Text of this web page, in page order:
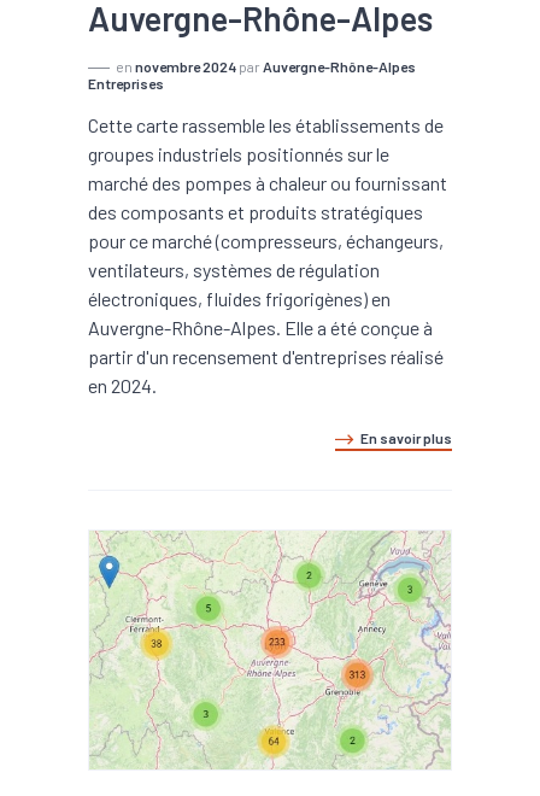
Auvergne-Rhône-Alpes
en novembre 2024 par Auvergne-Rhône-Alpes
Entreprises
Cette carte rassemble les établissements de
groupes industriels positionnés sur le
marché des pompes à chaleur ou fournissant
des composants et produits stratégiques
pour ce marché (compresseurs, échangeurs,
ventilateurs, systèmes de régulation
électroniques, fluides frigorigènes) en
Auvergne-Rhône-Alpes. Elle a été conçue à
partir d'un recensement d'entreprises réalisé
en 2024.
En savoir plus